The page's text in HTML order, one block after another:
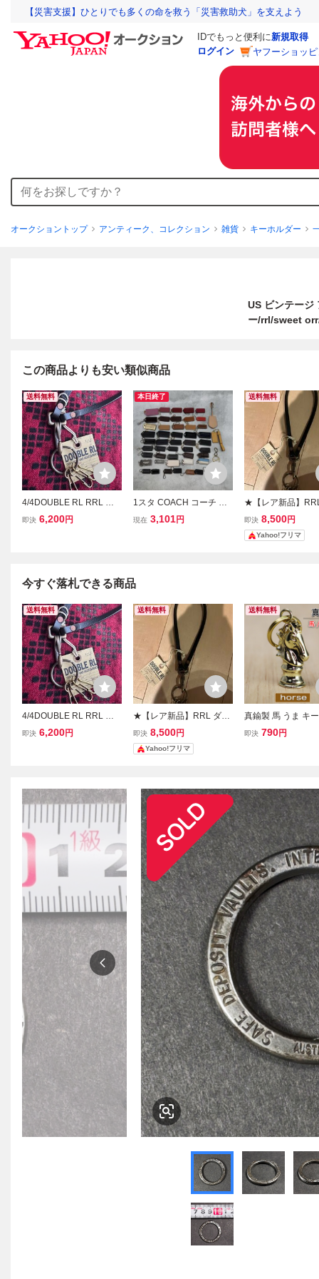
【災害支援】ひとりでも多くの命を救う「災害救助犬」を支えよう
IDでもっと便利に新規取得
ログイン
ヤフーショッ
オークショントップ アンティーク、コレクション 雑貨 キーホルダー
US ビンテージ
ー/rrl/sweet
この商品よりも安い類似商品
送料無料
4/4DOUBLE RL RRL ダ
ブルアールエル レザー キ
即決 6,200円
本日終了
1スタ COACH コーチ ま
とめ 50点 チャーム キー
現在 3,101円
送料無料
★【レア新品】
ルアールエル レザ
ホルダー キーリン
即決 8,500円
Yahoo!フリマ
今すぐ落札できる商品
送料無料
4/4DOUBLE RL RRL ダ
ブルアールエル レザー キ
即決 6,200円
送料無料
★【レア新品】RRL ダブ
ルアールエル レザー キー
ホルダー キーリング RR
即決 8,500円
Yahoo!フリマ
送料無料
真鍮製 馬 うま キ
ダー アクセサリー
即決 790円